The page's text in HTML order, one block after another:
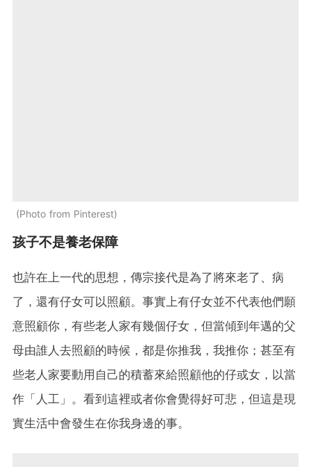
Photo from Pinterest
孩子不是養老保障
也許在上一代的思想，傳宗接代是為了將來老了、病
了，還有仔女可以照顧。事實上有仔女並不代表他們願
意照顧你，有些老人家有幾個仔女，但當傾到年邁的父
母由誰人去照顧的時候，都是你推我，我推你；甚至有
些老人家要動用自己的積蓄來給照顧他的仔或女，以當
作「人工」。看到這裡或者你會覺得好可悲，但這是現
實生活中會發生在你我身邊的事。